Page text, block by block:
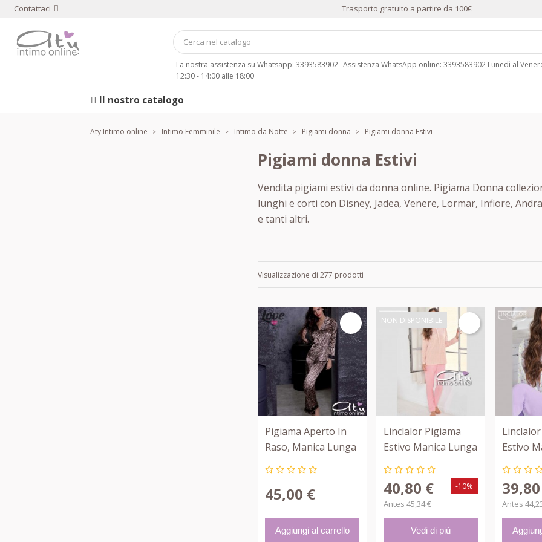
Contattaci Trasporto gratuito a partire da 100€
La nostra assistenza su Whatsapp: 3393583902 Assistenza WhatsApp online: 3393583902 Lunedì al
12:30 - 14:00 alle 18:00
Il nostro catalogo
Aty Intimo online Intimo Femminile Intimo da Notte Pigiami donna Pigiami donna Estivi
Pigiami donna Estivi
Vendita pigiami estivi da donna online. Pigiama Donna
lunghi e corti con Disney, Jadea, Venere, Lormar, Infiore,
e tanti altri.
Visualizzazione di 277 prodotti
Pigiama Aperto In
Raso, Manica Lunga
Love And Bra 73799
45,00 €
Aggiungi al carrello
Linclalor Pigiama
Estivo Manica Lunga
Con Pallini Bicolor
40,80 €
Antes 45,34 €
-10%
Vedi di più
NON DISPONIBILE
Estivo
Con
Antes